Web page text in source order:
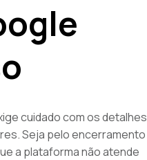
cuidado com os detalhes
Seja pelo encerramento
a plataforma não atende